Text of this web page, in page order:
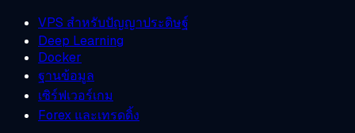
VPS สำหรับปัญญาประดิษฐ์
Deep Learning
Docker
ฐานข้อมูล
เซิร์ฟเวอร์เกม
Forex และเทรดดิ้ง